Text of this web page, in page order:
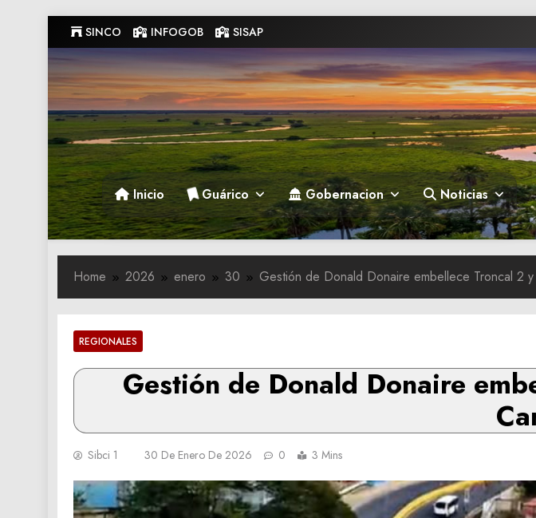
to
content
SINCO INFOGOB SISAP
Gobernacion de Guarico
Gobernacion de Guarico
Inicio Guárico Gobernacion Noticias
Home 2026 enero 30 Gestión de Donald Donaire embellece Troncal 2
REGIONALES
Gestión de Donald Donaire
Sibci 1 30 De Enero De 2026 0 3 Mins